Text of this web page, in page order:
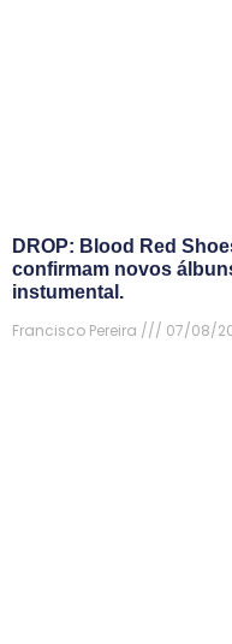
DROP: Blood Red
confirmam novos
instumental.
Francisco Pereira
07/08/